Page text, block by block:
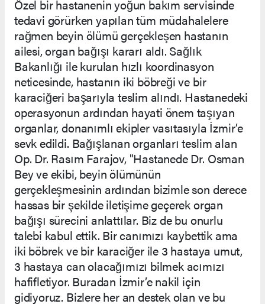
Özel bir hastanenin yoğun bakım servisinde
tedavi görürken yapılan tüm müdahalelere
rağmen beyin ölümü gerçekleşen hastanın
ailesi, organ bağışı kararı aldı. Sağlık
Bakanlığı ile kurulan hızlı koordinasyon
neticesinde, hastanın iki böbreği ve bir
karaciğeri başarıyla teslim alındı. Hastanedeki
operasyonun ardından hayati önem taşıyan
organlar, donanımlı ekipler vasıtasıyla İzmir’e
sevk edildi. Bağışlanan organları teslim alan
Op. Dr. Rasım Farajov, "Hastanede Dr. Osman
Bey ve ekibi, beyin ölümünün
gerçekleşmesinin ardından bizimle son derece
hassas bir şekilde iletişime geçerek organ
bağışı sürecini anlattılar. Biz de bu onurlu
talebi kabul ettik. Bir canımızı kaybettik ama
iki böbrek ve bir karaciğer ile 3 hastaya umut,
3 hastaya can olacağımızı bilmek acımızı
hafifletiyor. Buradan İzmir’e nakil için
gidiyoruz. Bizlere her an destek olan ve bu